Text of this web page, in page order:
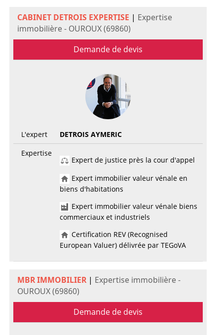
CABINET DETROIS EXPERTISE | Expertise
immobilière - OUROUX (69860)
Demande de devis
L'expert
DETROIS AYMERIC
Expertise
Expert de justice près la cour d'appel
Expert immobilier valeur vénale en
biens d'habitations
Expert immobilier valeur vénale biens
commerciaux et industriels
Certification REV (Recognised
European Valuer) délivrée par TEGoVA
MBR IMMOBILIER| Expertise immobilière -
OUROUX (69860)
Demande de devis